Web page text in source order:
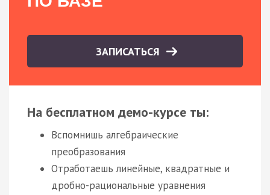
ЗАПИСАТЬСЯ
На бесплатном демо-курсе ты:
Вспомнишь алгебраические
преобразования
Отработаешь линейные, квадратные и
дробно-рациональные уравнения